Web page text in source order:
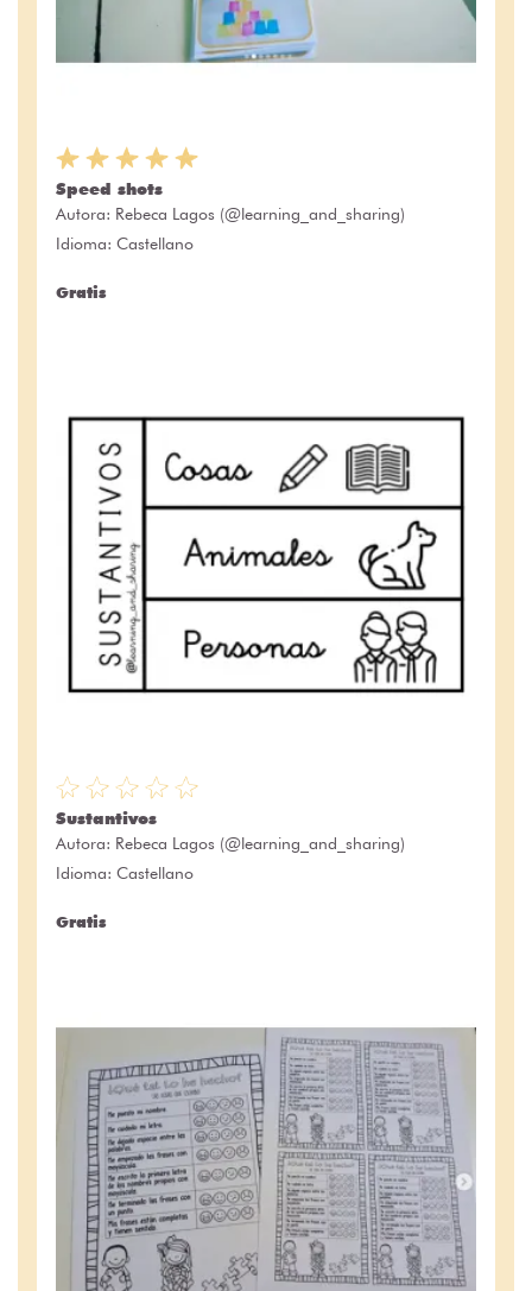
Speed shots
Autora: Rebeca Lagos (@learning_and_sharing)
Idioma: Castellano
Gratis
Sustantivos
Autora: Rebeca Lagos (@learning_and_sharing)
Idioma: Castellano
Gratis